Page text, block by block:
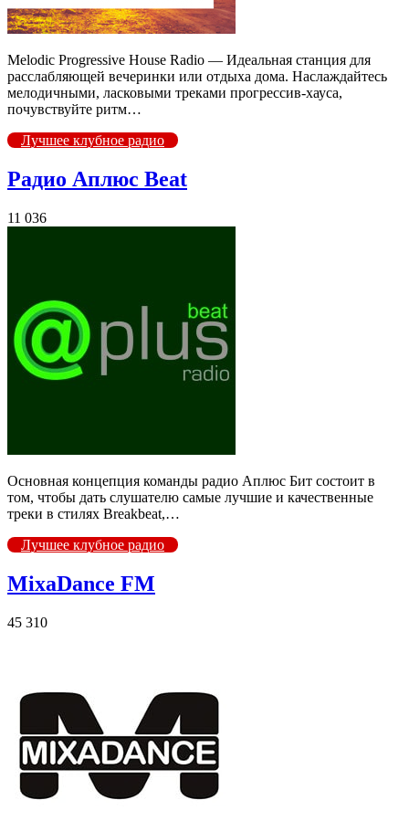
Melodic Progressive House Radio — Идеальная станция для
расслабляющей вечеринки или отдыха дома. Наслаждайтесь
мелодичными, ласковыми треками прогрессив-хауса,
почувствуйте ритм…
Лучшее клубное радио
Радио Аплюс Beat
11 036
Основная концепция команды радио Аплюс Бит состоит в
том, чтобы дать слушателю самые лучшие и качественные
треки в стилях Breakbeat,…
Лучшее клубное радио
MixaDance FM
45 310